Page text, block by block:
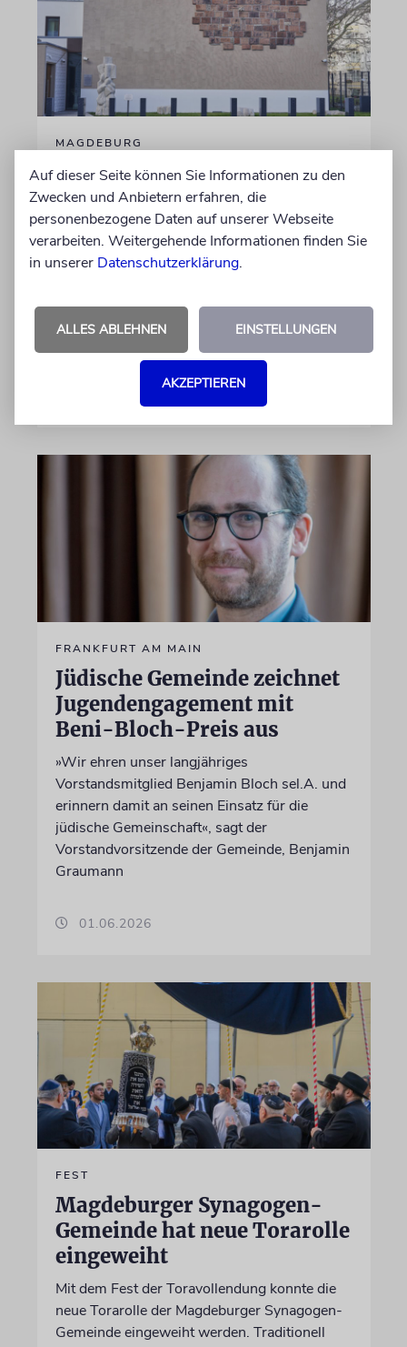
MAGDEBURG
Juden in Sachsen-Anhalt:
Lebendige Gemeinden und
Antisemitismus
Nach dem antisemitischen Anschlag vom 9.
jüdisches Leben beschlossen, um die jüdische
FRANKFURT AM MAIN
Jüdische Gemeinde zeichnet
Jugendengagement mit
Beni-Bloch-Preis aus
»Wir ehren unser langjähriges
Vorstandsmitglied Benjamin Bloch sel.A. und
erinnern damit an seinen Einsatz für die
jüdische Gemeinschaft«, sagt der
Vorstandvorsitzende der Gemeinde, Benjamin
Graumann
01.06.2026
FEST
Magdeburger Synagogen-
Gemeinde hat neue Torarolle
eingeweiht
Mit dem Fest der Toravollendung konnte die
neue Torarolle der Magdeburger Synagogen-
Gemeinde eingeweiht werden. Traditionell
Auf dieser Seite können Sie Informationen zu den
Zwecken und Anbietern erfahren, die
personenbezogene Daten auf unserer Webseite
verarbeiten. Weitergehende Informationen finden Sie
in unserer Datenschutzerklärung.
ALLES ABLEHNEN EINSTELLUNGEN
AKZEPTIEREN